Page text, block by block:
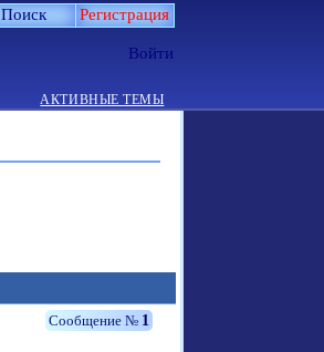
Поиск Регистрация
Войти
АКТИВНЫЕ ТЕМЫ
1